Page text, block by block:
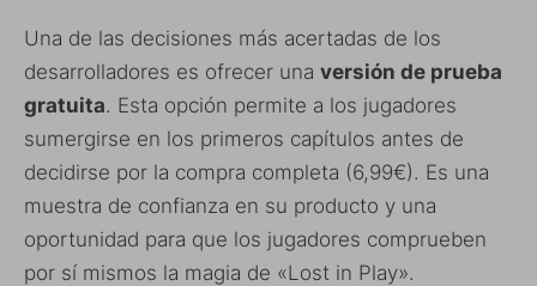
Una de las decisiones más acertadas de los
desarrolladores es ofrecer una versión de prueba
gratuita. Esta opción permite a los jugadores
sumergirse en los primeros capítulos antes de
decidirse por la compra completa (6,99€). Es una
muestra de confianza en su producto y una
oportunidad para que los jugadores comprueben
por sí mismos la magia de «Lost in Play».